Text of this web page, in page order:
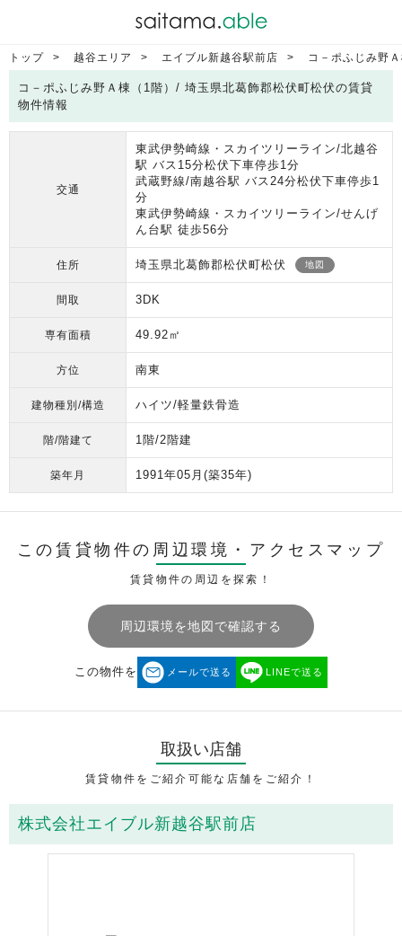
トップ 越谷エリア エイブル新越谷駅前店 コ－ポふじみ野
コ－ポふじみ野Ａ棟（1階）/ 埼玉県北葛飾郡松伏町松伏の賃貸
物件情報
交通
東武伊勢崎線・スカイツリーライン/北越谷
駅 バス15分松伏下車停歩1分
武蔵野線/南越谷駅 バス24分松伏下車停歩1
分
東武伊勢崎線・スカイツリーライン/せんげ
ん台駅 徒歩56分
住所 埼玉県北葛飾郡松伏町松伏 地図
間取 3DK
専有面積 49.92㎡
方位 南東
建物種別/構造 ハイツ/軽量鉄骨造
階/階建て 1階/2階建
築年月 1991年05月 (築35年)
この賃貸物件の周辺環境・ アクセスマップ
賃貸物件の周辺を探索！
周辺環境を地図で確認する
この物件を メールで送る LINEで送る
取扱い店舗
賃貸物件をご紹介可能な店舗をご紹介！
株式会社エイブル新越谷駅前店